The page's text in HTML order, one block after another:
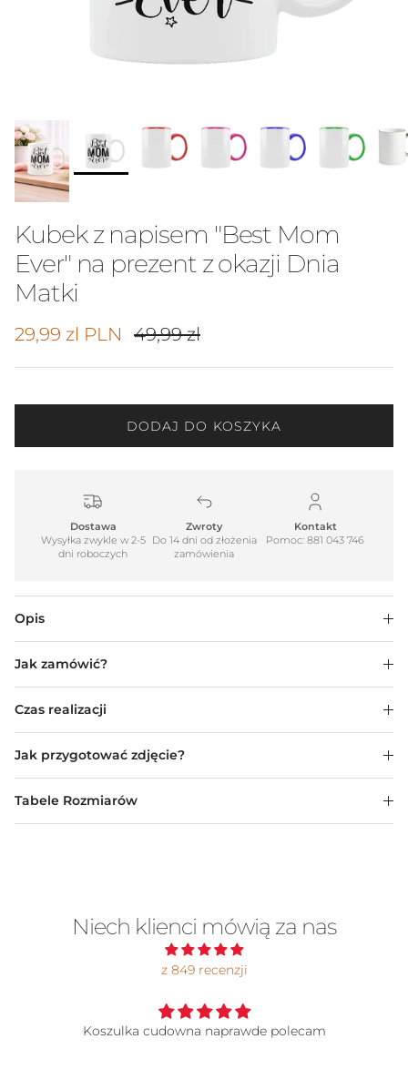
Kubek z napisem "Best Mom
Ever" na prezent z okazji Dnia
Matki
Cena promocyjna
29,99 zl PLN Cena regularna
49,99 zl
DODAJ DO KOSZYKA
Dostawa
Wysyłka zwykle w 2-5
dni roboczych
Zwroty
Do 14 dni od złożenia
zamówienia
Kontakt
Pomoc: 881 043 746
Opis
Jak zamówić?
Czas realizacji
Jak przygotować zdjęcie?
Tabele Rozmiarów
Niech klienci mówią za nas
z 849 recenzji
Koszulka cudowna naprawde polecam